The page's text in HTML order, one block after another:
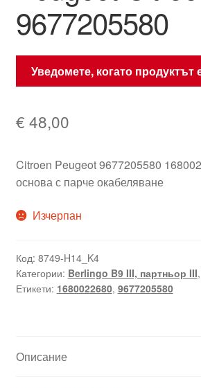
9677205580
Уведомете, когато продуктът
€ 48,00
Citroen Peugeot 9677205580
основа с парче окабеляване
Изчерпан
Код: 8749-H14_K4
Категории: Berlingo B9 III, партньор III,
Етикети: 1680022680, 9677205580
Описание